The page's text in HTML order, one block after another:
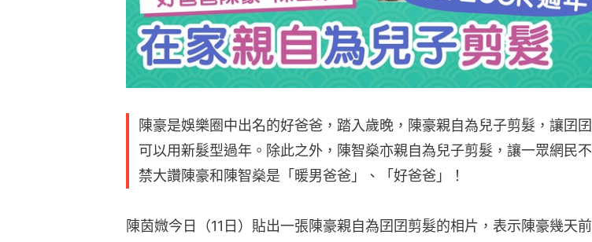
陳豪是娛樂圈中出名的好爸爸，踏入歲晚，陳豪親自為兒子剪髮，讓囝囝
可以用新髮型過年。除此之外，陳智燊亦親自為兒子剪髮，讓一眾網民不
禁大讚陳豪和陳智燊是「暖男爸爸」、「好爸爸」！
陳茵媺今日（11日）貼出一張陳豪親自為囝囝剪髮的相片，表示陳豪幾天前